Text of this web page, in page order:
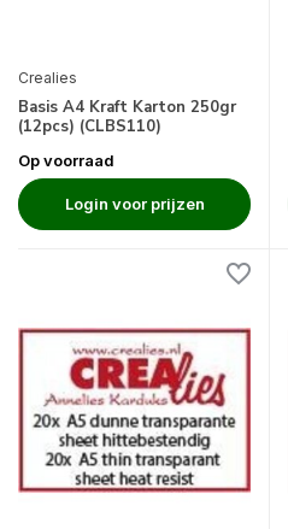
Crealies
Basis A4 Kraft Karton 250gr
(12pcs) (CLBS110)
Op voorraad
Login voor prijzen